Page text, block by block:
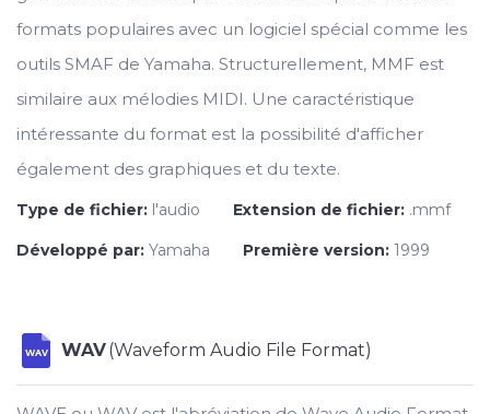
formats populaires avec un logiciel spécial comme les
outils SMAF de Yamaha. Structurellement, MMF est
similaire aux mélodies MIDI. Une caractéristique
intéressante du format est la possibilité d'afficher
également des graphiques et du texte.
Type de fichier: l'audio Extension de fichier: .mmf
Développé par: Yamaha Première version: 1999
WAV WAV(Waveform Audio File Format)